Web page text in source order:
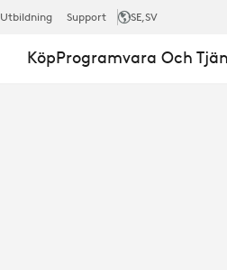
Utbildning Support SE,SV
KöpProgramvara Och